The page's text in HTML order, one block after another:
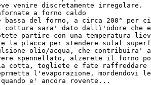
venire discretamente irregolare.
a forno caldo
bassa del forno, a circa 200° per
sara' dato dallì'odore che
partire con una temperatura
la placca per stendere sulal
olio/acqua, che contribuira'
spennellato, alzerete il forno
cotta, togliete e fate raffreddare
l'evaporazione, mordendovi
e' ancora rovente...